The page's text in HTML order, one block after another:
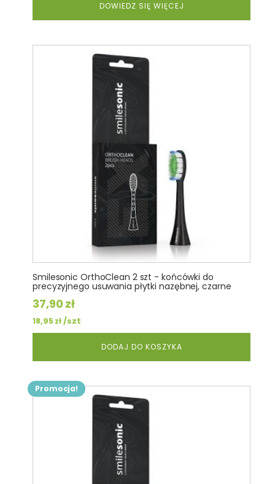
DOWIEDZ SIĘ WIĘCEJ
Smilesonic OrthoClean 2 szt - końcówki do
precyzyjnego usuwania płytki nazębnej, czarne
37,90 zł
18,95zł/szt
DODAJ DO KOSZYKA
Promocja!